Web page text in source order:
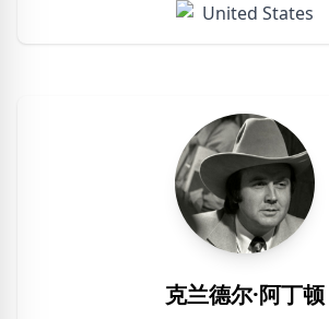
United States
克兰德尔·阿丁顿